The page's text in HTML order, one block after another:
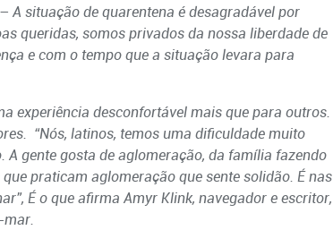
A situação de quarentena é desagradável por
queridas, somos privados da nossa liberdade de
e com o tempo que a situação levara para
experiência desconfortável mais que para outros.
“Nós, latinos, temos uma dificuldade muito
gente gosta de aglomeração, da família fazendo
praticam aglomeração que sente solidão. É nas
É o que afirma Amyr Klink, navegador e escritor,
mar.